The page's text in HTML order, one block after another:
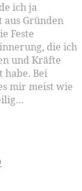
ich ja
Gründen
Feste
die ich
und Kräfte
habe. Bei
mir meist wie